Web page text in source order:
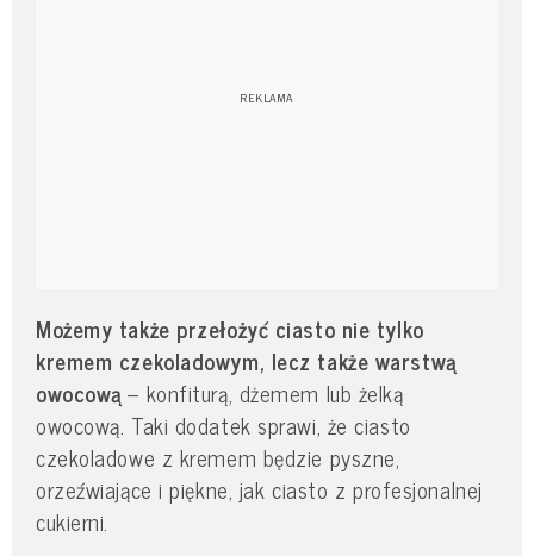
Możemy także przełożyć ciasto nie tylko
kremem czekoladowym, lecz także warstwą
owocową– konfiturą, dżemem lub żelką
owocową. Taki dodatek sprawi, że ciasto
czekoladowe z kremem będzie pyszne,
orzeźwiające i piękne, jak ciasto z profesjonalnej
cukierni.